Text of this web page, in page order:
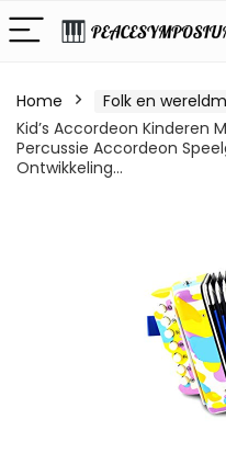
Home Folk en
Kid’s Accordeon Kinderen
Percussie Accordeon
Ontwikkeling…